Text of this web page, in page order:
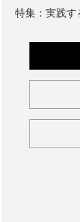
特集：実践す